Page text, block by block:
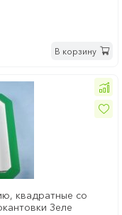
В корзину
квадратные со
Зеле